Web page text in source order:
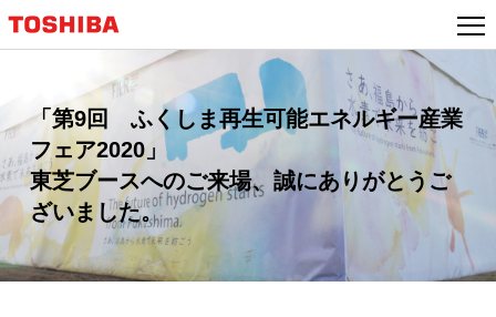
へ
ャ
ン
特
集・
ト
ピ
ッ
ク
「第9回 ふくしま再生可能エネルギー産業
フェア2020」
東芝ブースへのご来場、誠にありがとうご
ざいました。